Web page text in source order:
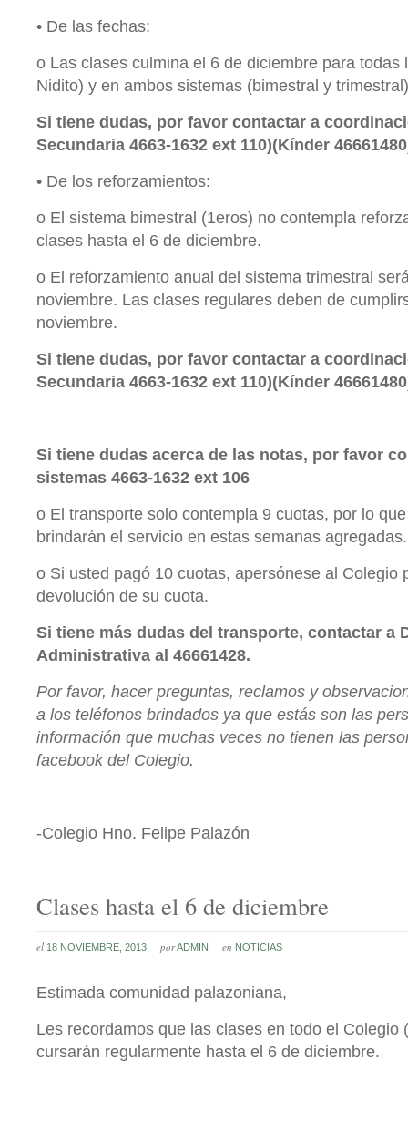
• De las fechas:
o Las clases culmina el 6 de diciembre para todas
Nidito) y en ambos sistemas (bimestral y
Si tiene dudas, por favor contactar a
Secundaria 4663-1632 ext 110)(Kínder
• De los reforzamientos:
o El sistema bimestral (1eros) no contempla
clases hasta el 6 de diciembre.
o El reforzamiento anual del sistema trimestral
noviembre. Las clases regulares deben de
noviembre.
Si tiene dudas, por favor contactar a
Secundaria 4663-1632 ext 110)(Kínder
Si tiene dudas acerca de las notas, por favor
sistemas 4663-1632 ext 106
o El transporte solo contempla 9 cuotas, por lo
brindarán el servicio en estas semanas agregadas.
o Si usted pagó 10 cuotas, apersónese al Colegio
devolución de su cuota.
Si tiene más dudas del transporte, contactar a
Administrativa al 46661428.
Por favor, hacer preguntas, reclamos y
a los teléfonos brindados ya que estás son las
información que muchas veces no tienen las
facebook del Colegio.
-Colegio Hno. Felipe Palazón
Clases hasta el 6 de diciembre
el 18 NOVIEMBRE, 2013 porADMIN en NOTICIAS
Estimada comunidad palazoniana,
Les recordamos que las clases en todo el Colegio
cursarán regularmente hasta el 6 de diciembre.